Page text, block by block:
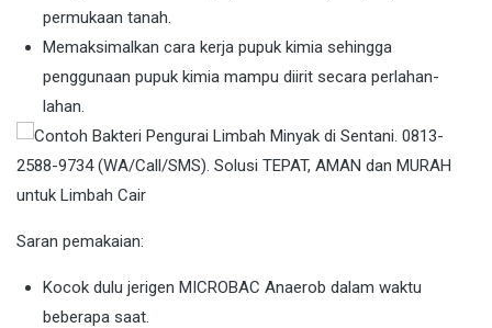
permukaan tanah.
Memaksimalkan cara kerja pupuk kimia sehingga
penggunaan pupuk kimia mampu diirit secara perlahan-
lahan.
Saran pemakaian:
Kocok dulu jerigen MICROBAC Anaerob dalam waktu
beberapa saat.